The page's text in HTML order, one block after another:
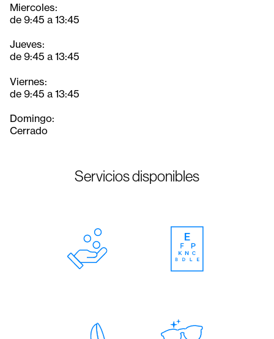
Miercoles:
de 9:45 a 13:45
Jueves:
de 9:45 a 13:45
Viernes:
de 9:45 a 13:45
Domingo:
Cerrado
Servicios disponibles